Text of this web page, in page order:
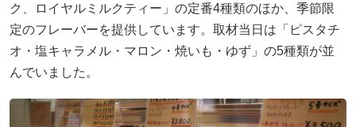
ク、ロイヤルミルクティー」の定番4種類のほか、季節限
定のフレーバーを提供しています。取材当日は「ピスタチ
オ・塩キャラメル・マロン・焼いも・ゆず」の5種類が並
んでいました。